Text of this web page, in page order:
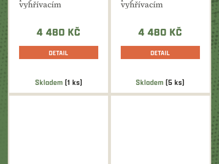
Skladem (1 ks)
vyhřívacím
systémem v oblasti
4 480 KČ
DETAIL
Skladem (5 ks)
vyhřívacím
systémem v oblasti
4 480 KČ
DETAIL